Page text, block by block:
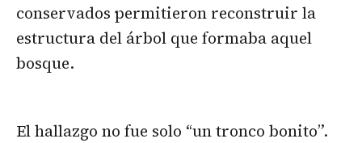
conservados permitieron reconstruir la
estructura del árbol que formaba aquel
bosque.
El hallazgo no fue solo “un tronco bonito”.